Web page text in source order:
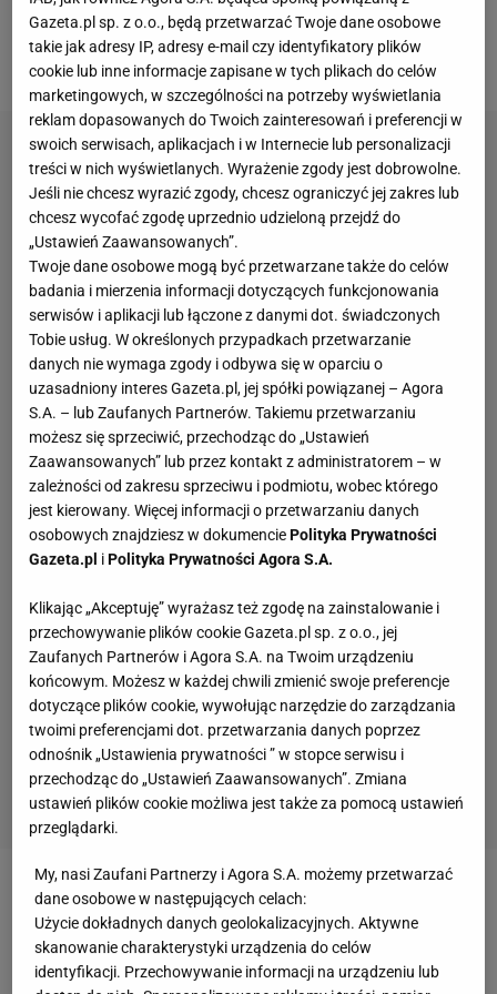
proponowali srebrnej medalistce olimpijskiej z
Paryża walkę.
Zobacz wideoArtur Binkowski show po wygranej
walce na FAME 24!
Gazeta.pl sp. z o.o., będą przetwarzać Twoje dane osobowe
takie jak adresy IP, adresy e-mail czy identyfikatory plików
cookie lub inne informacje zapisane w tych plikach do celów
marketingowych, w szczególności na potrzeby wyświetlania
reklam dopasowanych do Twoich zainteresowań i preferencji w
swoich serwisach, aplikacjach i w Internecie lub personalizacji
treści w nich wyświetlanych. Wyrażenie zgody jest dobrowolne.
Jeśli nie chcesz wyrazić zgody, chcesz ograniczyć jej zakres lub
chcesz wycofać zgodę uprzednio udzieloną przejdź do
„Ustawień Zaawansowanych”.
Twoje dane osobowe mogą być przetwarzane także do celów
badania i mierzenia informacji dotyczących funkcjonowania
serwisów i aplikacji lub łączone z danymi dot. świadczonych
Tobie usług. W określonych przypadkach przetwarzanie
danych nie wymaga zgody i odbywa się w oparciu o
uzasadniony interes Gazeta.pl, jej spółki powiązanej – Agora
S.A. – lub Zaufanych Partnerów. Takiemu przetwarzaniu
możesz się sprzeciwić, przechodząc do „Ustawień
Zaawansowanych” lub przez kontakt z administratorem – w
zależności od zakresu sprzeciwu i podmiotu, wobec którego
jest kierowany. Więcej informacji o przetwarzaniu danych
osobowych znajdziesz w dokumenciePolityka Prywatności
Gazeta.pl iPolityka Prywatności Agora S.A.
Klikając „Akceptuję” wyrażasz też zgodę na zainstalowanie i
przechowywanie plików cookie Gazeta.pl sp. z o.o., jej
Zaufanych Partnerów i Agora S.A. na Twoim urządzeniu
końcowym. Możesz w każdej chwili zmienić swoje preferencje
dotyczące plików cookie, wywołując narzędzie do zarządzania
twoimi preferencjami dot. przetwarzania danych poprzez
odnośnik „Ustawienia prywatności ” w stopce serwisu i
przechodząc do „Ustawień Zaawansowanych”. Zmiana
ustawień plików cookie możliwa jest także za pomocą ustawień
przeglądarki.
My, nasi Zaufani Partnerzy i Agora S.A. możemy przetwarzać
dane osobowe w następujących celach:
Użycie dokładnych danych geolokalizacyjnych. Aktywne
skanowanie charakterystyki urządzenia do celów
identyfikacji. Przechowywanie informacji na urządzeniu lub